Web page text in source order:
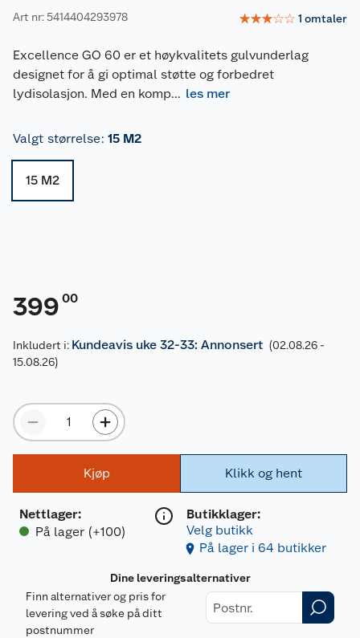
Art nr: 5414404293978 ☆☆☆☆☆ 1 omtaler
Excellence GO 60 er et høykvalitets gulvunderlag
designet for å gi optimal støtte og forbedret
lydisolasjon. Med en komp... les mer
Valgt størrelse: 15 M2
15 M2
399 00
Inkludert i: Kundeavis uke 32-33: Annonsert (02.08.26 -
15.08.26)
Kjøp
Nettlager:
På lager (+100)
Klikk og hent
Butikklager:
Velg butikk
På lager i 64 butikker
Dine leveringsalternativer
Finn alternativer og pris for
levering ved å søke på ditt
postnummer